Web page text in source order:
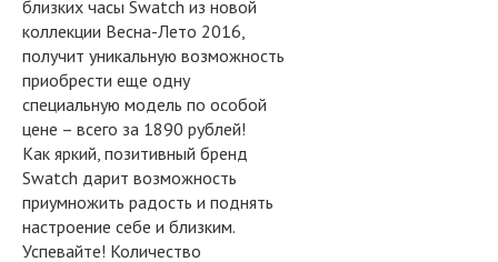
близких часы Swatch из новой
коллекции Весна-Лето 2016,
получит уникальную возможность
приобрести еще одну
специальную модель по особой
цене – всего за 1890 рублей!
Как яркий, позитивный бренд
Swatch дарит возможность
приумножить радость и поднять
настроение себе и близким.
Успевайте! Количество